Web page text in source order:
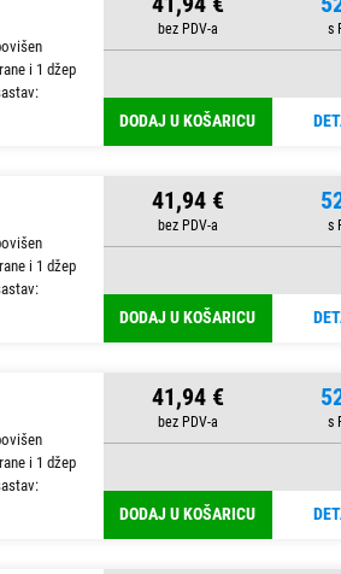
i 1 džep
DODAJ U KOŠARICU
i 1 džep
41,94 €
DODAJ U KOŠARICU
i 1 džep
41,94 €
DODAJ U KOŠARICU